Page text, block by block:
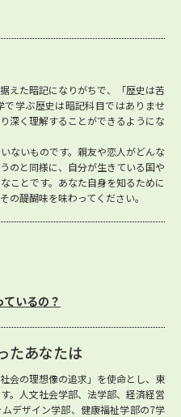
えた暗記になりがちで、「歴史は苦
学ぶ歴史は暗記科目ではありませ
深く理解することができるようにな
ないものです。親友や恋人がどんな
のと同様に、自分が生きている国や
ことです。あなた自身を知るために
の醍醐味を味わってください。
いるの？
たあなたは
会の理想像の追求」を使命とし、東
。人文社会学部、法学部、経済経営
デザイン学部、健康福祉学部の7学